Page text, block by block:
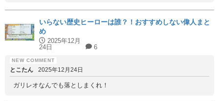
いらない歴史ヒーローは誰？！おすすめしない偉人まと
め
2025年12月
24日
6
とこたん 2025年12月24日
ガリレオなんでも落としまくれ！